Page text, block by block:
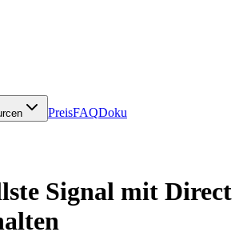
PreisFAQDoku
Signal mit Direct